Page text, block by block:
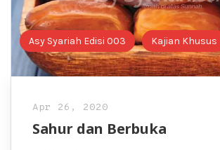
Asy Syariah Edisi 003 Kajian Khusus
Apr 26, 2020
Sahur dan Berbuka